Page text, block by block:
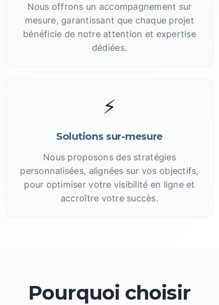
Nous offrons un accompagnement sur
mesure, garantissant que chaque projet
bénéficie de notre attention et expertise
dédiées.
⚡
Solutions sur-mesure
Nous proposons des stratégies
personnalisées, alignées sur vos objectifs,
pour optimiser votre visibilité en ligne et
accroître votre succès.
Pourquoi choisir